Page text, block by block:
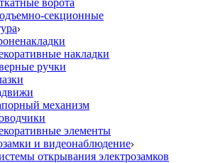
ворота
секционные
накладки
ручки
механизм
элементы
и видеонаблюдение
открывания электрозамков